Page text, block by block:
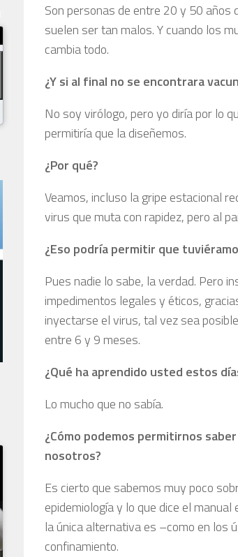
Son personas de entre 20 y 50 años
suelen ser tan malos. Y cuando los
cambia todo.
¿Y si al final no se encontrara
No soy virólogo, pero yo diría por lo
permitiría que la diseñemos.
¿Por qué?
Veamos, incluso la gripe estacional
virus que muta con rapidez, pero al
¿Eso podría permitir que
Pues nadie lo sabe, la verdad. Pero
impedimentos legales y éticos,
inyectarse el virus, tal vez sea
entre 6 y 9 meses.
¿Qué ha aprendido usted estos
Lo mucho que no sabía.
¿Cómo podemos permitirnos
nosotros?
Es cierto que sabemos muy poco
epidemiología y lo que dice el
la única alternativa es –como en los
confinamiento.